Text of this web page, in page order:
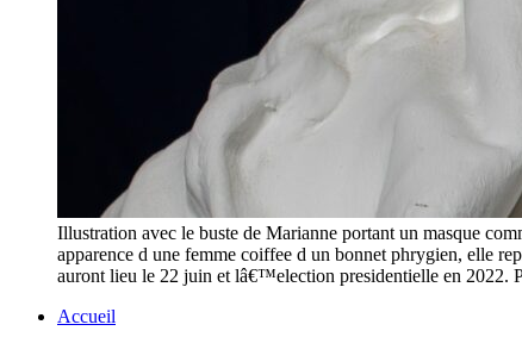
Illustration avec le buste de Marianne portant un masque
apparence d une femme coiffee d un bonnet phrygien, elle
auront lieu le 22 juin et lâ€™election presidentielle en
Accueil